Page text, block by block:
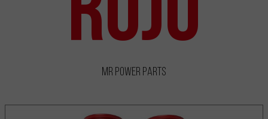
MR Power Parts